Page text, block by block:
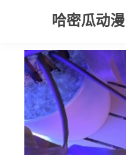
哈密瓜动漫
大家在看 日本动漫